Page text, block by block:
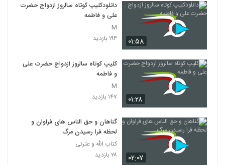
۰۱:۵۸
دانلودکلیپ کوتاه سالروز ازدواج حضرت
علی و فاطمه
M
۱۹۴ بازدید
۰۱:۲۸
کلیپ کوتاه سالروز ازدواج حضرت علی
و فاطمه
M
۱۴۷ بازدید
۰۲:۰۷
گناهان و حق الناس های فراوان و
لحظه فرا رسیدن مرگ
کتاب الله و عترتی
۲۸ بازدید